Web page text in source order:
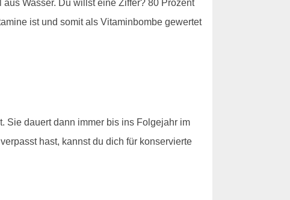
Wasser. Du willst eine Ziffer? 80 Prozent
ist und somit als Vitaminbombe gewertet
Sie dauert dann immer bis ins Folgejahr im
hast, kannst du dich für konservierte